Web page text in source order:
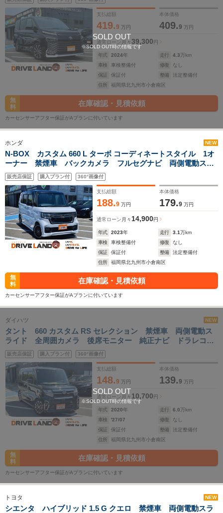
SOLD OUT
※SOLD OUT時の情報です
ター スマートキー チップアップシート 純正アルミホイー
ル
支払総額
419.9 万円
本体価格
409.9 万円
通常ローン 月々39,300 円
年式 2024年 走行 4.3万km
車検
車検整備付 修復
なし
保証
保証付 整備
法定整備付
住所
福岡県北九州市小倉南区
無
料
在庫確認・見積依頼
カーセンサーアフター保証がAプランに付いています
ホンダ NEW
N-BOX カスタム 660 L ターボ コーディネートスタイル 1オ
ーナー 禁煙車 バックカメラ フルセグナビ 両側電動スラ
イドドア シートヒーター クルーズコントロール ETC オ
ートハイビーム パドルシフト 純正アルミホイール レザー
シート パドルシフト
販売店保証 購入プラン付 360°画像付
支払総額
188.9 万円
本体価格
179.9 万円
通常ローン 月々 14,900円
年式 2023年 走行 3.1万km
車検
車検整備付 修復
なし
保証
保証付 整備
法定整備付
住所
福岡県北九州市小倉南区
無
料
在庫確認・見積依頼
カーセンサーアフター保証がAプランに付いています
SOLD OUT
※SOLD OUT時の情報です
ダイハツ NEW
タント 660 カスタム RS セレクション 禁煙車 両側電動ス
ライド 全周囲カメラ 後席モニター 純正ナビ ドラレコ
ETC シートヒーター ベンチシート ロングスライドシー
ト ハーフレザーシート LEDヘッドランプ 純正アルミホイ
ール
販売店保証 購入プラン付 360°画像付
支払総額
148.9 万円
本体価格
139.9 万円
通常ローン 月々 10,700 円
年式 2020年 走行 6.0万km
車検
'27/07 修復
なし
保証
保証付 整備
法定整備付
住所
福岡県北九州市小倉南区
無
料
在庫確認・見積依頼
カーセンサーアフター保証がAプランに付いています
トヨタ NEW
シエンタ ハイブリッド 1.5 G クエロ 禁煙車 両側電動スラ